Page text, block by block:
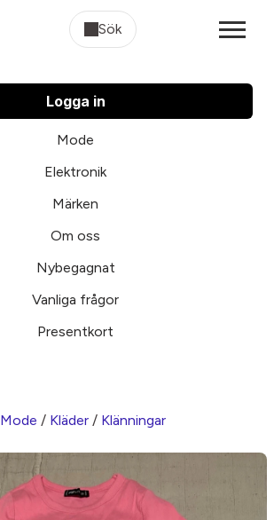
Sök
Logga in
Mode
Elektronik
Märken
Om oss
Nybegagnat
Vanliga frågor
Presentkort
Mode / Kläder / Klänningar